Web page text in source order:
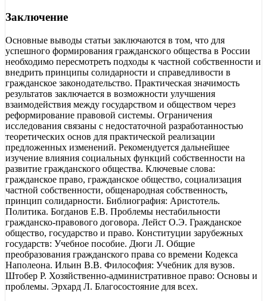
Заключение
Основные выводы статьи заключаются в том, что для
успешного формирования гражданского общества в России
необходимо пересмотреть подходы к частной собственности и
внедрить принципы солидарности и справедливости в
гражданское законодательство. Практическая значимость
результатов заключается в возможности улучшения
взаимодействия между государством и обществом через
реформирование правовой системы. Ограничения
исследования связаны с недостаточной разработанностью
теоретических основ для практической реализации
предложенных изменений. Рекомендуется дальнейшее
изучение влияния социальных функций собственности на
развитие гражданского общества. Ключевые слова:
гражданское право, гражданское общество, социализация
частной собственности, общенародная собственность,
принцип солидарности. Библиография: Аристотель.
Политика. Богданов Е.В. Проблемы нестабильности
гражданско-правового договора. Лейст О.Э. Гражданское
общество, государство и право. Конституции зарубежных
государств: Учебное пособие. Дюги Л. Общие
преобразования гражданского права со времени Кодекса
Наполеона. Ильин В.В. Философия: Учебник для вузов.
Штобер Р. Хозяйственно-административное право: Основы и
проблемы. Эрхард Л. Благосостояние для всех.